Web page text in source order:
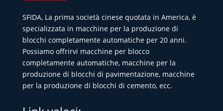
SFIDA, La prima società cinese quotata in America, è
specializzata in macchine per la produzione di
blocchi completamente automatiche per 20 anni.
Possiamo offrirvi macchine per blocco
completamente automatiche, macchine per la
produzione di blocchi di pavimentazione, macchine
per la produzione di blocchi di cemento, ecc.